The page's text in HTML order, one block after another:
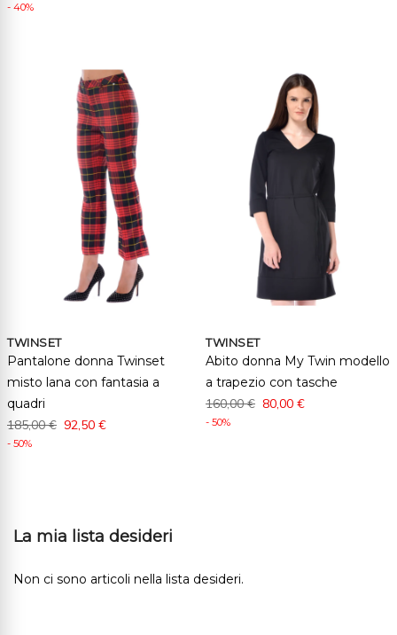
- 40%
TWINSET
Pantalone donna Twinset
misto lana con fantasia a
quadri
185,00 € 92,50 €
- 50%
TWINSET
Abito donna My Twin modello
a trapezio con tasche
160,00 € 80,00 €
- 50%
La mia lista desideri
Non ci sono articoli nella lista desideri.